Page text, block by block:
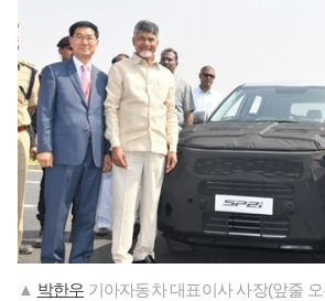
▲ 박한우 기아자동차 대표이사 사장(앞줄